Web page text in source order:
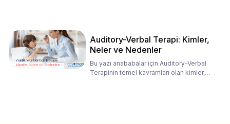
Auditory-Verbal Terapi: Kimler,
Neler ve Nedenler
Bu yazı anababalar için Auditory-Verbal
Terapinin temel kavramları olan kimler,